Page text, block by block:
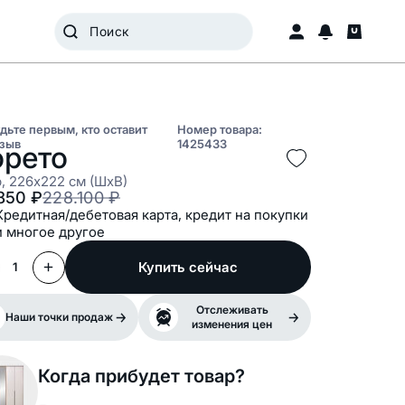
первым, кто оставит
Номер товара:
1425433
226x222 см (ШxВ)
228.100 ₽
₽
дебетовая карта, кредит на покупки
многое другое
1 Купить сейчас
Наши точки продаж
Отслеживать
изменения цен
Когда прибудет товар?